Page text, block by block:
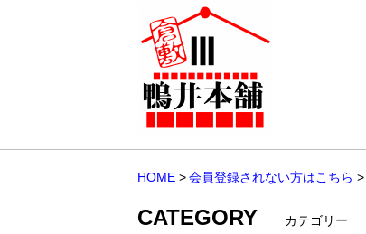
HOME 会員登録されない方はこちら
CATEGORY カテゴリー